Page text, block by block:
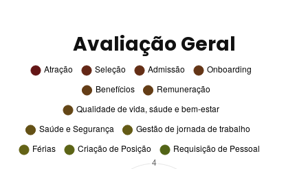
Avaliação Geral